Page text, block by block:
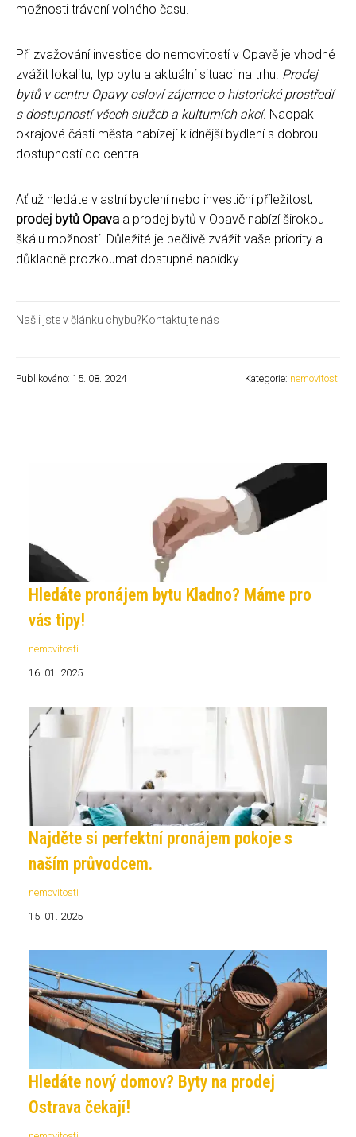
možnosti trávení volného času.
Při zvažování investice do nemovitostí v Opavě je vhodné
zvážit lokalitu, typ bytu a aktuální situaci na trhu. Prodej
bytů v centru Opavy osloví zájemce o historické prostředí
s dostupností všech služeb a kulturních akcí. Naopak
okrajové části města nabízejí klidnější bydlení s dobrou
dostupností do centra.
Ať už hledáte vlastní bydlení nebo investiční příležitost,
prodej bytů Opava a prodej bytů v Opavě nabízí širokou
škálu možností. Důležité je pečlivě zvážit vaše priority a
důkladně prozkoumat dostupné nabídky.
Našli jste v článku chybu?Kontaktujte nás
Publikováno: 15. 08. 2024 Kategorie: nemovitosti
Hledáte pronájem bytu Kladno? Máme pro
vás tipy!
nemovitosti
16. 01. 2025
Najděte si perfektní pronájem pokoje s
naším průvodcem.
nemovitosti
15. 01. 2025
Hledáte nový domov? Byty na prodej
Ostrava čekají!